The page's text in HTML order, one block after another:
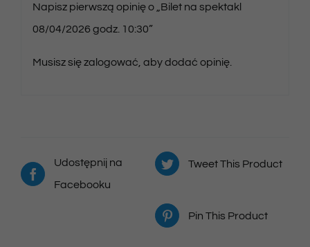
Napisz pierwszą opinię o „Bilet na spektakl
08/04/2026 godz. 10:30”
Musisz sięzalogować , aby dodać opinię.
Udostępnij na
Facebooku
Tweet This Product
Pin This Product